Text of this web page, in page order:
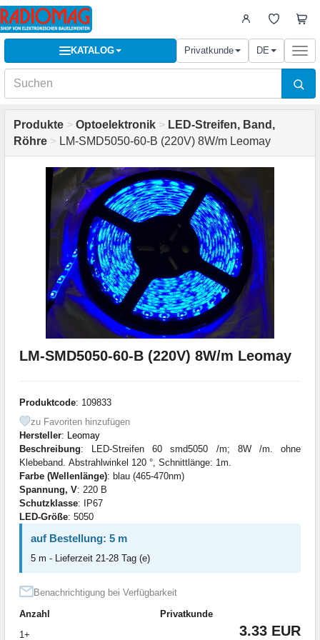
KATALOG Privatkunde DE
Produkte > Optoelektronik > LED-Streifen, Band,
Röhre > LM-SMD5050-60-B (220V) 8W/m Leomay
LM-SMD5050-60-B (220V) 8W/m Leomay
Produktcode: 109833
zu Favoriten hinzufügen
Hersteller: Leomay
Beschreibung: LED-Streifen 60 smd5050 /m; 8W /m. ohne
Klebeband. Abstrahlwinkel 120 °, Schnittlänge: 1m.
Farbe (Wellenlänge): blau (465-470nm)
Spannung, V: 220 В
Schutzklasse: IP67
LED-Größe: 5050
auf Bestellung: 5 m
5 m - Lieferzeit 21-28 Tag (e)
Benachrichtigung bei Verfügbarkeit
Anzahl
Privatkunde
1+
3.33 EUR